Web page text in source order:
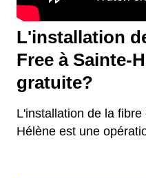
L'installation
Free à Sainte-
gratuite?
L'installation de la
Hélène est une